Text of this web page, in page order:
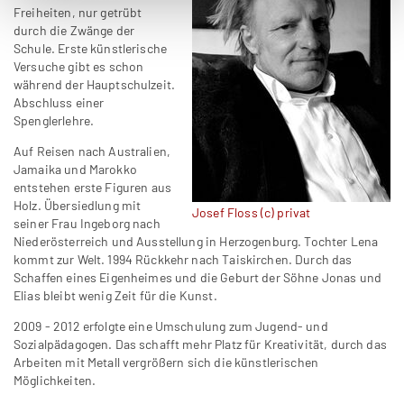
Josef Floss (c) privat
Freiheiten, nur getrübt
durch die Zwänge der
Schule. Erste künstlerische
Versuche gibt es schon
während der Hauptschulzeit.
Abschluss einer
Spenglerlehre.
Auf Reisen nach Australien,
Jamaika und Marokko
entstehen erste Figuren aus
Holz. Übersiedlung mit
seiner Frau Ingeborg nach
Niederösterreich und Ausstellung in Herzogenburg. Tochter Lena
kommt zur Welt. 1994 Rückkehr nach Taiskirchen. Durch das
Schaffen eines Eigenheimes und die Geburt der Söhne Jonas und
Elias bleibt wenig Zeit für die Kunst.
2009 - 2012 erfolgte eine Umschulung zum Jugend- und
Sozialpädagogen. Das schafft mehr Platz für Kreativität, durch das
Arbeiten mit Metall vergrößern sich die künstlerischen
Möglichkeiten.